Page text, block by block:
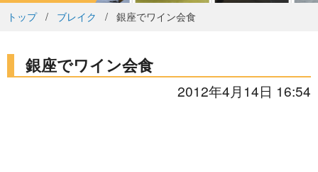
トップ ブレイク 銀座でワイン会食
銀座でワイン会食
2012年4月14日 16:54